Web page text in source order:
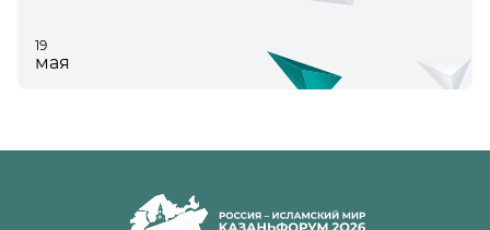
19
мая